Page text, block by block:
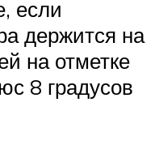
если
держится на
на отметке
8 градусов